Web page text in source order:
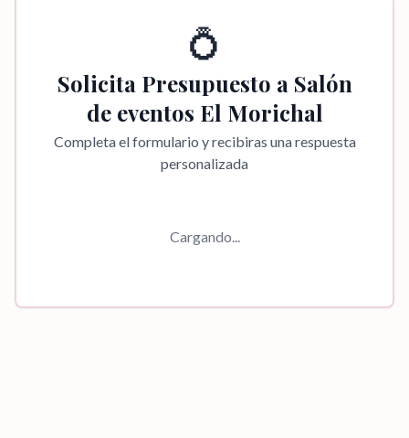
💍
Solicita Presupuesto a Salón
de eventos El Morichal
Completa el formulario y recibiras una respuesta
personalizada
Cargando...